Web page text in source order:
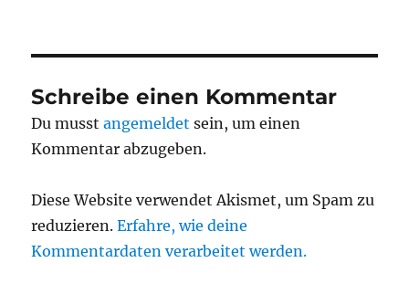
Schreibe einen Kommentar
Du musstangemeldet sein, um einen
Kommentar abzugeben.
Diese Website verwendet Akismet, um Spam zu
reduzieren.Erfahre, wie deine
Kommentardaten verarbeitet werden.